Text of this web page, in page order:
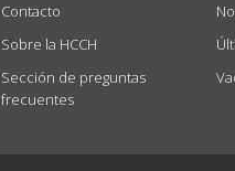
Contacto
Sobre la HCCH
Sección de preguntas
frecuentes